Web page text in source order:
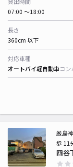
07:00 〜18:00
長さ
360cm 以下
対応車種
オートバイ軽自動車コ
四谷
厳島
歩 11